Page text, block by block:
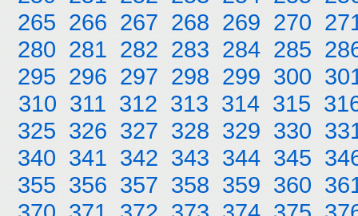
265 266 267 268 269 270
280 281 282 283 284 285
295 296 297 298 299 300
310 311 312 313 314 315
325 326 327 328 329 330
340 341 342 343 344 345
355 356 357 358 359 360